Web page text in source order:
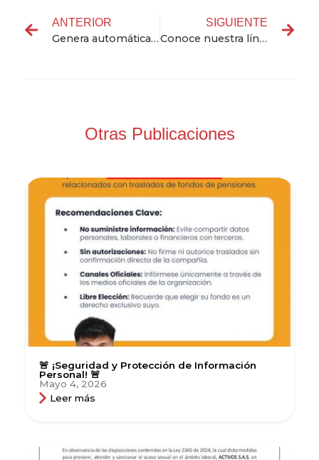
ANTERIOR
Genera automáticamente el reporte de autoliquidación
SIGUIENTE
Conoce nuestra línea ética
Otras Publicaciones
🚨 ¡Seguridad y Protección de Información
Personal! 🚨
Mayo 4, 2026
Leer más